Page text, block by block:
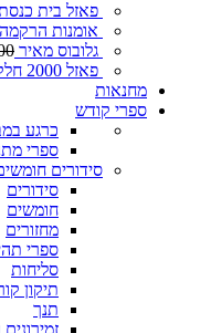
פאזל בית כנסת
אומנות
גלובוס מאיר
פאזל 2000 חלקים בית כפרי
מחנאות
ספרי קודש
כרגע
ספרי
סידורים
סידורים
חומשים
מחזורים
ספרי
סליחות
תיקון
תנך